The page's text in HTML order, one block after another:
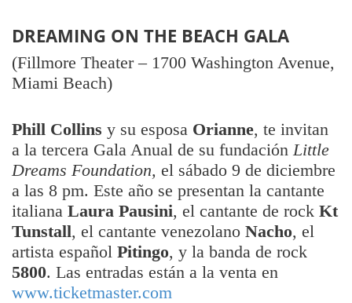
DREAMING ON THE BEACH GALA
(Fillmore Theater – 1700 Washington Avenue,
Miami Beach)
Phill Collins y su esposa Orianne, te invitan
a la tercera Gala Anual de su fundaciónLittle
Dreams Foundation, el sábado 9 de diciembre
a las 8 pm. Este año se presentan la cantante
italiana Laura Pausini, el cantante de rock Kt
Tunstall, el cantante venezolano Nacho, el
artista español Pitingo, y la banda de rock
5800. Las entradas están a la venta en
www.ticketmaster.com